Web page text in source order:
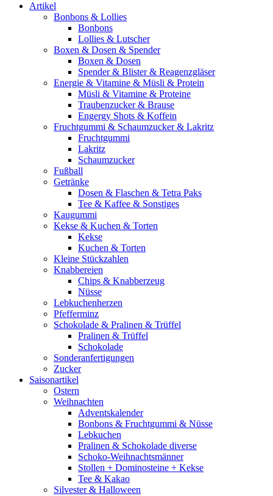
Artikel
Bonbons & Lollies
Bonbons
Lollies & Lutscher
Boxen & Dosen & Spender
Boxen & Dosen
Spender & Blister & Reagenzgläser
Energie & Vitamine & Müsli & Protein
Müsli & Vitamine & Proteine
Traubenzucker & Brause
Engergy Shots & Koffein
Fruchtgummi & Schaumzucker & Lakritz
Fruchtgummi
Lakritz
Schaumzucker
Fußball
Getränke
Dosen & Flaschen & Tetra Paks
Tee & Kaffee & Sonstiges
Kaugummi
Kekse & Kuchen & Torten
Kekse
Kuchen & Torten
Kleine Stückzahlen
Knabbereien
Chips & Knabberzeug
Nüsse
Lebkuchenherzen
Pfefferminz
Schokolade & Pralinen & Trüffel
Pralinen & Trüffel
Schokolade
Sonderanfertigungen
Zucker
Saisonartikel
Ostern
Weihnachten
Adventskalender
Bonbons & Fruchtgummi & Nüsse
Lebkuchen
Pralinen & Schokolade diverse
Schoko-Weihnachtsmänner
Stollen + Dominosteine + Kekse
Tee & Kakao
Silvester & Halloween